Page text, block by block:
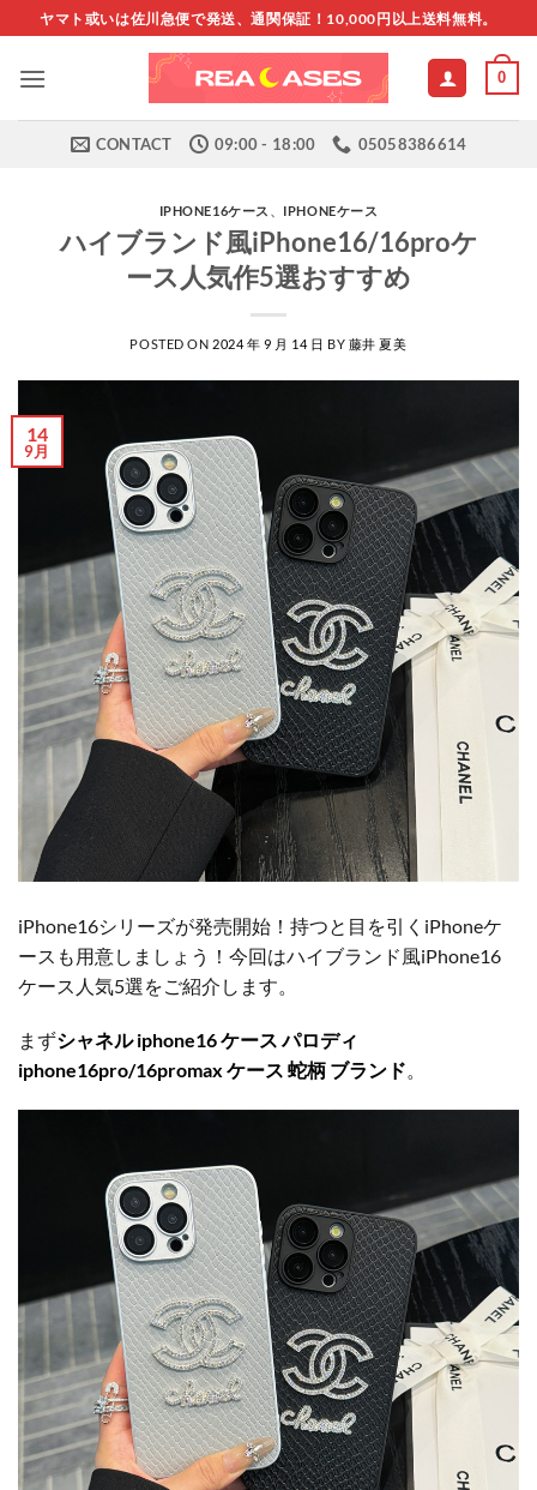
to
content
ヤマト或いは佐川急便で発送、通関保証！10,000円以上送料無料。
0
CONTACT 09:00 - 18:00 05058386614
IPHONE16ケース 、 IPHONEケース
ハイブランド風iPhone16/16proケ
ース人気作5選おすすめ
POSTED ON 2024 年 9 月 14 日 BY 藤井 夏美
14
9月
iPhone16シリーズが発売開始！持つと目を引くiPhoneケ
ースも用意しましょう！今回はハイブランド風iPhone16
ケース人気5選をご紹介します。
まずシャネル iphone16 ケース パロディ
iphone16pro/16promax ケース 蛇柄 ブランド。